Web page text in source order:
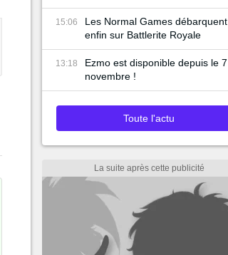
15:06
Les Normal Games débarquent
enfin sur Battlerite Royale
13:18
Ezmo est disponible depuis le 7
novembre !
Toute l'actu